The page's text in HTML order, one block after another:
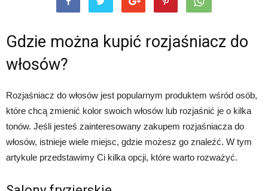
Gdzie można kupić rozjaśniacz do
włosów?
Rozjaśniacz do włosów jest popularnym produktem wśród osób,
które chcą zmienić kolor swoich włosów lub rozjaśnić je o kilka
tonów. Jeśli jesteś zainteresowany zakupem rozjaśniacza do
włosów, istnieje wiele miejsc, gdzie możesz go znaleźć. W tym
artykule przedstawimy Ci kilka opcji, które warto rozważyć.